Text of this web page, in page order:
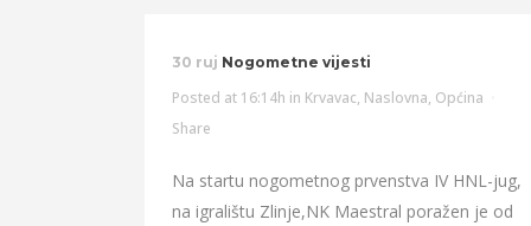
30 ruj Nogometne vijesti
Posted at 16:14h in Krvavac, Naslovna, Općina
Share
Na startu nogometnog prvenstva IV HNL-jug,
na igralištu Zlinje,NK Maestral poražen je od